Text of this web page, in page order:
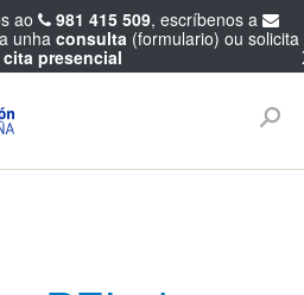
ao 981 415 509, escríbenos a
unhaconsulta(formulario) ou solicita
cita presencial